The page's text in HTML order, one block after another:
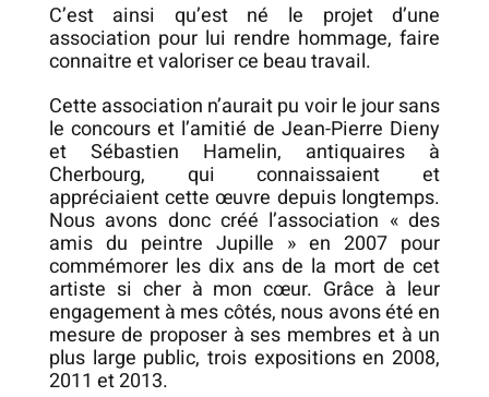
C’est ainsi qu’est né le projet d’une
association pour lui rendre hommage, faire
connaitre et valoriser ce beau travail.
Cette association n’aurait pu voir le jour sans
le concours et l’amitié de Jean-Pierre Dieny
et Sébastien Hamelin, antiquaires à
Cherbourg, qui connaissaient et
appréciaient cette œuvre depuis longtemps.
Nous avons donc créé l’association « des
amis du peintre Jupille » en 2007 pour
commémorer les dix ans de la mort de cet
artiste si cher à mon cœur. Grâce à leur
engagement à mes côtés, nous avons été en
mesure de proposer à ses membres et à un
plus large public, trois expositions en 2008,
2011 et 2013.